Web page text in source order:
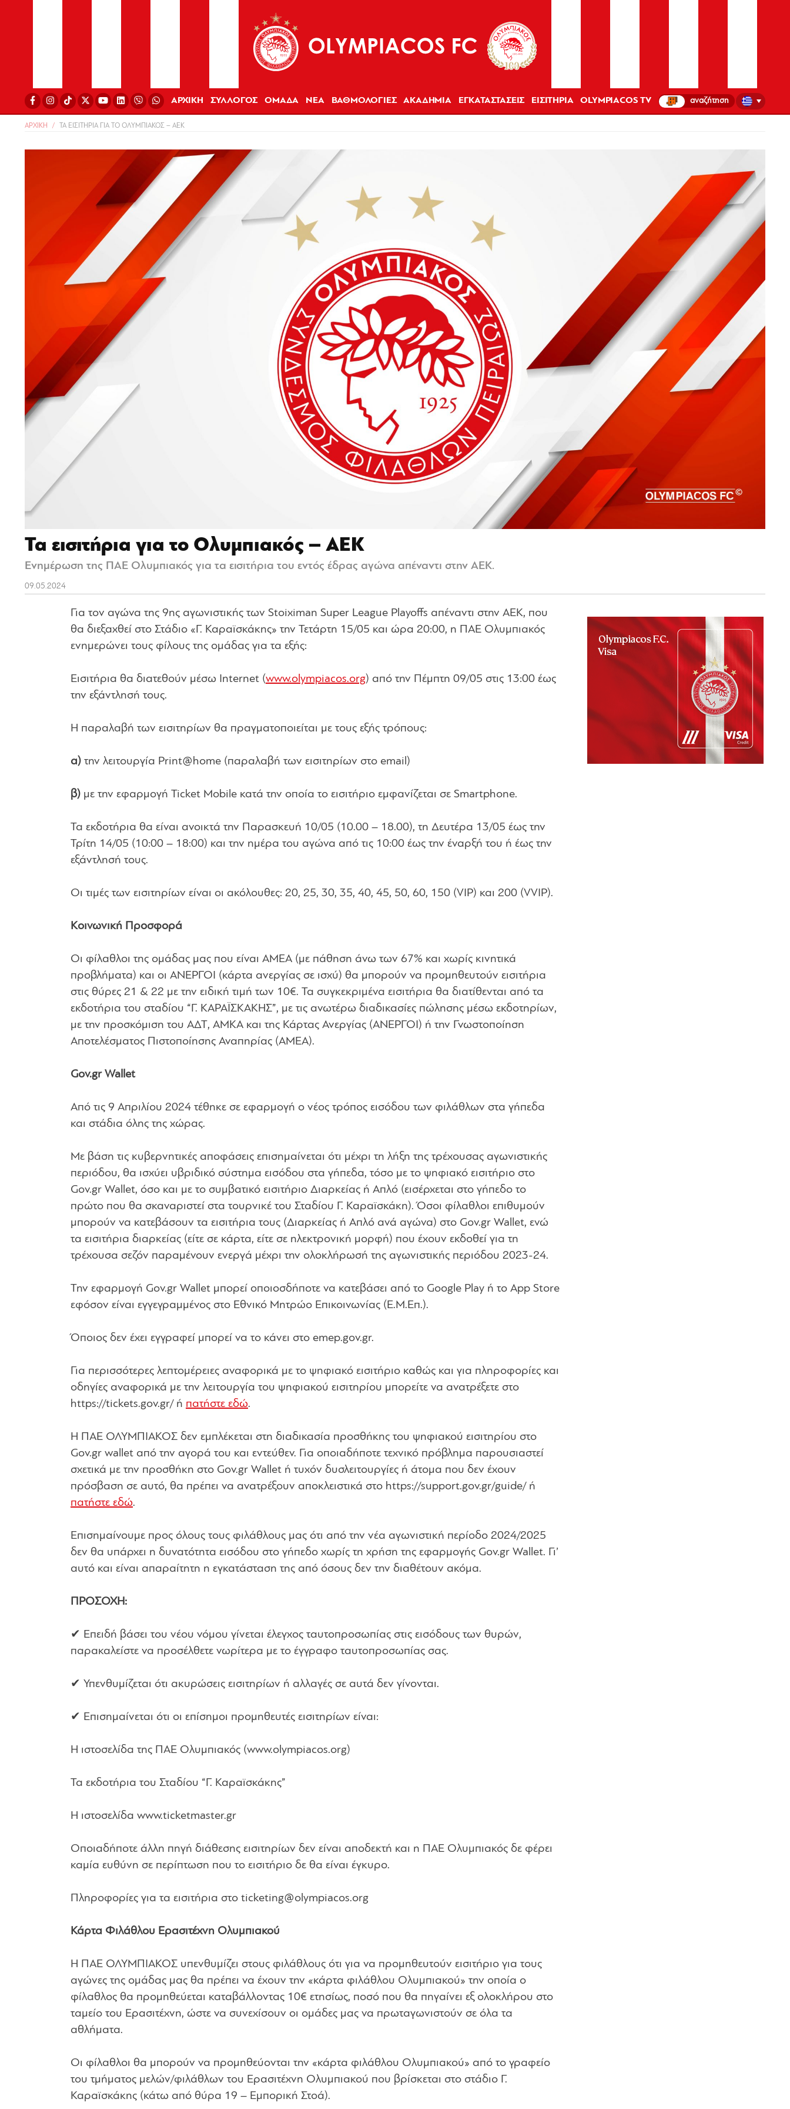
ΑΡΧΙΚΗ ΣΥΛΛΟΓΟΣ ΟΜΑΔΑ ΝΕΑ ΒΑΘΜΟΛΟΓΙΕΣ ΑΚΑΔΗΜΙΑ ΕΓΚΑΤΑΣΤΑΣΕΙΣ ΕΙΣΙΤΗΡΙΑ OLYMPIACOS TV
ΑΡΧΙΚΗ ΤΑ ΕΙΣΙΤΗΡΙΑ ΓΙΑ ΤΟ ΟΛΥΜΠΙΑΚΟΣ – ΑΕΚ
Τα εισιτήρια για το Ολυμπιακός – ΑΕΚ
Ενημέρωση της ΠΑΕ Ολυμπιακός για τα εισιτήρια του εντός έδρας αγώνα απέναντι στην ΑΕΚ.
09.05.2024
Για τον αγώνα της 9ης αγωνιστικής των Stoiximan Super League Playoffs απέναντι στην ΑΕΚ, που
θα διεξαχθεί στο Στάδιο «Γ. Καραϊσκάκης» την Τετάρτη 15/05 και ώρα 20:00, η ΠΑΕ Ολυμπιακός
ενημερώνει τους φίλους της ομάδας για τα εξής:
Εισιτήρια θα διατεθούν μέσω Internet (www.olympiacos.org) από την Πέμπτη 09/05 στις 13:00 έως
την εξάντλησή τους.
Η παραλαβή των εισιτηρίων θα πραγματοποιείται με τους εξής τρόπους:
α) την λειτουργία Print@home (παραλαβή των εισιτηρίων στο email)
β) με την εφαρμογή Ticket Mobile κατά την οποία το εισιτήριο εμφανίζεται σε Smartphone.
Τα εκδοτήρια θα είναι ανοικτά την Παρασκευή 10/05 (10.00 – 18.00), τη Δευτέρα 13/05 έως την
Τρίτη 14/05 (10:00 – 18:00) και την ημέρα του αγώνα από τις 10:00 έως την έναρξή του ή έως την
εξάντλησή τους.
Οι τιμές των εισιτηρίων είναι οι ακόλουθες: 20, 25, 30, 35, 40, 45, 50, 60, 150 (VIP) και 200 (VVIP).
Κοινωνική Προσφορά
Οι φίλαθλοι της ομάδας μας που είναι ΑΜΕΑ (με πάθηση άνω των 67% και χωρίς κινητικά
προβλήματα) και οι ΑΝΕΡΓΟΙ (κάρτα ανεργίας σε ισχύ) θα μπορούν να προμηθευτούν εισιτήρια
στις θύρες 21 & 22 με την ειδική τιμή των 10€. Τα συγκεκριμένα εισιτήρια θα διατίθενται από τα
εκδοτήρια του σταδίου “Γ. ΚΑΡΑΪΣΚΑΚΗΣ”, με τις ανωτέρω διαδικασίες πώλησης μέσω εκδοτηρίων,
με την προσκόμιση του ΑΔΤ, ΑΜΚΑ και της Κάρτας Ανεργίας (ΑΝΕΡΓΟΙ) ή την Γνωστοποίηση
Αποτελέσματος Πιστοποίησης Αναπηρίας (ΑΜΕΑ).
Gov.gr Wallet
Από τις 9 Απριλίου 2024 τέθηκε σε εφαρμογή ο νέος τρόπος εισόδου των φιλάθλων στα γήπεδα
και στάδια όλης της χώρας.
Με βάση τις κυβερνητικές αποφάσεις επισημαίνεται ότι μέχρι τη λήξη της τρέχουσας αγωνιστικής
περιόδου, θα ισχύει υβριδικό σύστημα εισόδου στα γήπεδα, τόσο με το ψηφιακό εισιτήριο στο
Gov.gr Wallet, όσο και με το συμβατικό εισιτήριο Διαρκείας ή Απλό (εισέρχεται στο γήπεδο το
πρώτο που θα σκαναριστεί στα τουρνικέ του Σταδίου Γ. Καραϊσκάκη). Όσοι φίλαθλοι επιθυμούν
μπορούν να κατεβάσουν τα εισιτήρια τους (Διαρκείας ή Απλό ανά αγώνα) στο Gov.gr Wallet, ενώ
τα εισιτήρια διαρκείας (είτε σε κάρτα, είτε σε ηλεκτρονική μορφή) που έχουν εκδοθεί για τη
τρέχουσα σεζόν παραμένουν ενεργά μέχρι την ολοκλήρωσή της αγωνιστικής περιόδου 2023-24.
Την εφαρμογή Gov.gr Wallet μπορεί οποιοσδήποτε να κατεβάσει από το Google Play ή το App Store
εφόσον είναι εγγεγραμμένος στο Εθνικό Μητρώο Επικοινωνίας (Ε.Μ.Επ.).
Όποιος δεν έχει εγγραφεί μπορεί να το κάνει στο emep.gov.gr.
Για περισσότερες λεπτομέρειες αναφορικά με το ψηφιακό εισιτήριο καθώς και για πληροφορίες και
οδηγίες αναφορικά με την λειτουργία του ψηφιακού εισιτηρίου μπορείτε να ανατρέξετε στο
https://tickets.gov.gr/ ή πατήστε εδώ.
Η ΠΑΕ ΟΛΥΜΠΙΑΚΟΣ δεν εμπλέκεται στη διαδικασία προσθήκης του ψηφιακού εισιτηρίου στο
Gov.gr wallet από την αγορά του και εντεύθεν. Για οποιαδήποτε τεχνικό πρόβλημα παρουσιαστεί
σχετικά με την προσθήκη στο Gov.gr Wallet ή τυχόν δυσλειτουργίες ή άτομα που δεν έχουν
πρόσβαση σε αυτό, θα πρέπει να ανατρέξουν αποκλειστικά στο https://support.gov.gr/guide/ ή
πατήστε εδώ.
Επισημαίνουμε προς όλους τους φιλάθλους μας ότι από την νέα αγωνιστική περίοδο 2024/2025
δεν θα υπάρχει η δυνατότητα εισόδου στο γήπεδο χωρίς τη χρήση της εφαρμογής Gov.gr Wallet. Γι’
αυτό και είναι απαραίτητη η εγκατάσταση της από όσους δεν την διαθέτουν ακόμα.
ΠΡΟΣΟΧΗ:
✔ Επειδή βάσει του νέου νόμου γίνεται έλεγχος ταυτοπροσωπίας στις εισόδους των θυρών,
παρακαλείστε να προσέλθετε νωρίτερα με το έγγραφο ταυτοπροσωπίας σας.
✔ Υπενθυμίζεται ότι ακυρώσεις εισιτηρίων ή αλλαγές σε αυτά δεν γίνονται.
✔ Επισημαίνεται ότι οι επίσημοι προμηθευτές εισιτηρίων είναι:
Η ιστοσελίδα της ΠΑΕ Ολυμπιακός (www.olympiacos.org)
Τα εκδοτήρια του Σταδίου “Γ. Καραϊσκάκης”
Η ιστοσελίδα www.ticketmaster.gr
Οποιαδήποτε άλλη πηγή διάθεσης εισιτηρίων δεν είναι αποδεκτή και η ΠΑΕ Ολυμπιακός δε φέρει
καμία ευθύνη σε περίπτωση που το εισιτήριο δε θα είναι έγκυρο.
Πληροφορίες για τα εισιτήρια στο ticketing@olympiacos.org
Κάρτα Φιλάθλου Ερασιτέχνη Ολυμπιακού
Η ΠΑΕ ΟΛΥΜΠΙΑΚΟΣ υπενθυμίζει στους φιλάθλους ότι για να προμηθευτούν εισιτήριο για τους
αγώνες της ομάδας μας θα πρέπει να έχουν την «κάρτα φιλάθλου Ολυμπιακού» την οποία ο
φίλαθλος θα προμηθεύεται καταβάλλοντας 10€ ετησίως, ποσό που θα πηγαίνει εξ ολοκλήρου στο
ταμείο του Ερασιτέχνη, ώστε να συνεχίσουν οι ομάδες μας να πρωταγωνιστούν σε όλα τα
αθλήματα.
Οι φίλαθλοι θα μπορούν να προμηθεύονται την «κάρτα φιλάθλου Ολυμπιακού» από το γραφείο
του τμήματος μελών/φιλάθλων του Ερασιτέχνη Ολυμπιακού που βρίσκεται στο στάδιο Γ.
Καραϊσκάκης (κάτω από θύρα 19 – Εμπορική Στοά).